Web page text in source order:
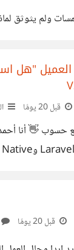
ولم يثوثق
"هل
قبل 20 يومًا
حسوب 👋 أنا
قبل 20 يومًا